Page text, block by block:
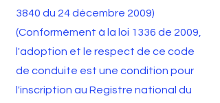
3840 du 24 décembre 2009)
(Conformément à la loi 1336 de 2009,
l'adoption et le respect de ce code
de conduite est une condition pour
l'inscription au Registre national du